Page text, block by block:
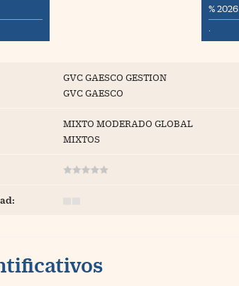
%
·
GVC GAESCO GESTION
GVC GAESCO
MIXTO MODERADO GLOBAL
MIXTOS